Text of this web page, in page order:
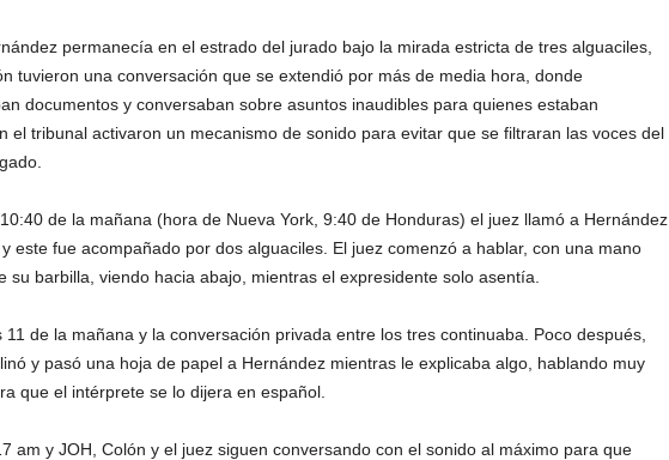
permanecía en el estrado del jurado bajo la mirada estricta de tres alguaciles,
tuvieron una conversación que se extendió por más de media hora, donde
documentos y conversaban sobre asuntos inaudibles para quienes estaban
el tribunal activaron un mecanismo de sonido para evitar que se filtraran las voces del
de la mañana (hora de Nueva York, 9:40 de Honduras) el juez llamó a Hernández
este fue acompañado por dos alguaciles. El juez comenzó a hablar, con una mano
su barbilla, viendo hacia abajo, mientras el expresidente solo asentía.
11 de la mañana y la conversación privada entre los tres continuaba. Poco después,
y pasó una hoja de papel a Hernández mientras le explicaba algo, hablando muy
que el intérprete se lo dijera en español.
am y JOH, Colón y el juez siguen conversando con el sonido al máximo para que